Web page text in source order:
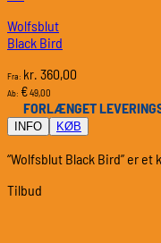
Wolfsblut
Black Bird
Fra: kr. 360,00
Ab: €49,00
FORLÆNGET
INFO KØB
“Wolfsblut Black Bird” er
Tilbud